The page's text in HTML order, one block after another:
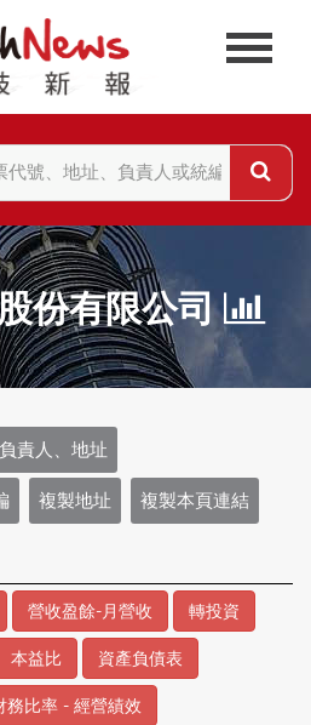
份有限公司
責人、地址
複製地址 複製本頁連結
營收盈餘-月營收 轉投資
本益比 資產負債表
務比率 - 經營績效